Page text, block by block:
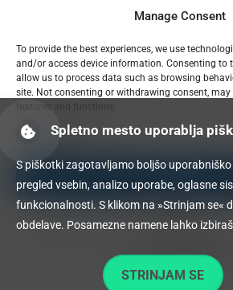
Manage Consent
To provide the best experiences, we use
and/or access device information. Consenting to
allow us to process data such as browsing
site. Not consenting or withdrawing consent,
features and functions.
Manage services
Accept
Deny
Obvladujte trolje za patente in
07.02.2025
Spletno mesto uporablja
S piškotki zagotavljamo boljšo
pregled vsebin, analizo uporabe, oglasne
funkcionalnosti. S klikom na »Strinjam se«
obdelave. Posamezne namene lahko
STRINJAM SE